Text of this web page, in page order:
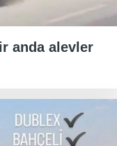
anda alevler